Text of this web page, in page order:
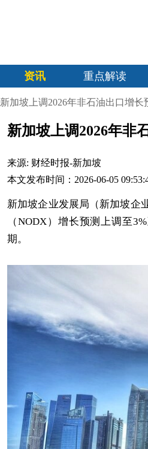
资讯 重点解读
新加坡上调2026年非石油出口增
新加坡上调2026年非
来源: 财经时报-新加坡
本文发布时间：2026-06-05
新加坡企业发展局（新加坡企
（NODX）增长预测上调至
期。